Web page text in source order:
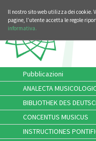
Il nostro sito web utilizza dei cookie.
pagine, l’utente accetta le regole
informativa.
Pubblicazioni
ANALECTA
BIBLIOTHEK DES
CONCENTUS MUSICUS
INSTRUCTIONES